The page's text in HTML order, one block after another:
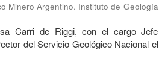
Minero Argentino. Instituto de Geología
Carri de Riggi, con el cargo Jefe
del Servicio Geológico Nacional el